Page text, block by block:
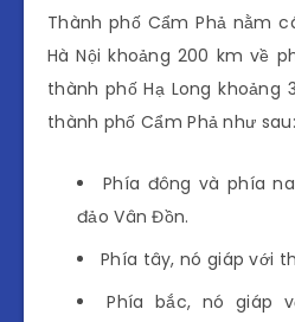
Thành phố Cẩm Phả nằm
Hà Nội khoảng 200 km về
thành phố Hạ Long khoảng
thành phố Cẩm Phả như sau:
Phía đông và phía
đảo Vân Đồn.
Phía tây, nó giáp với
Phía bắc, nó giáp